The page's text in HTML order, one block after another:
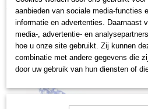
aanbieden van sociale media-functies
informatie en advertenties. Daarnaast
media-, advertentie- en
hoe u onze site gebruikt. Zij kunnen
combinatie met andere gegevens die
door uw gebruik van hun diensten of